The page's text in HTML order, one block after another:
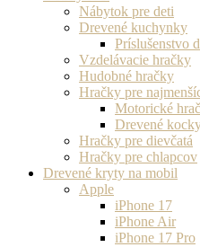
Nábytok pre deti
Drevené kuchynky
Príslušenstvo
Vzdelávacie hračky
Hudobné hračky
Hračky pre
Motorické
Drevené
Hračky pre dievčatá
Hračky pre chlapcov
Drevené kryty na mobil
Apple
iPhone 17
iPhone Air
iPhone 17 Pro